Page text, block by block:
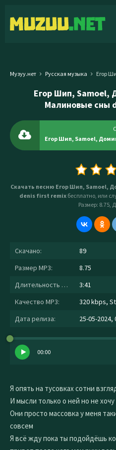
Музуу.нет Русская музыка Егор Шип,
Егор Шип, Samoel,
Малиновые сны
Скачать песню Егор Шип, Samoel,
denis first remixбесплатно, или
Размер: 8.75,
Скачано:
89
Размер MP3:
8.75
Длительность MP3:
3:41
Качество MP3:
320 kbps,
Дата релиза:
25-05-2024,
00:00
Я опять на тусовках сотни
И мысли только о ней но не хочу
Они просто массовка у меня
совсем
Я всё жду пока ты подойдёшь